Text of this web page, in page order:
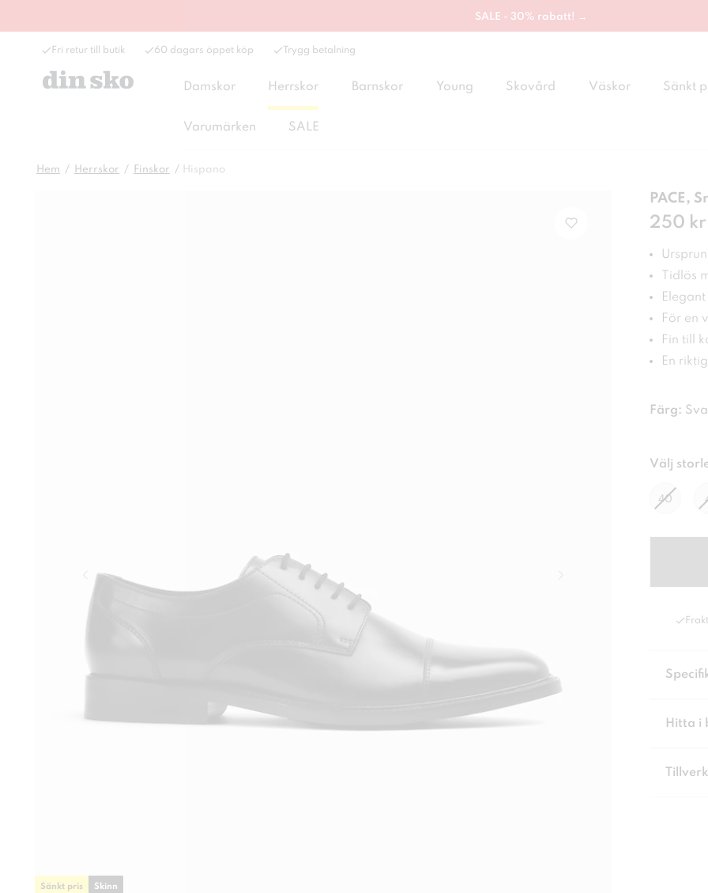
SALE - 30% rabatt! →
Fri retur till butik 60 dagars öppet köp Trygg betalning
Damskor Herrskor Barnskor Young Skovård Väskor Sänkt
Varumärken SALE
Hem Herrskor Finskor Hispano
Sänkt pris Skinn
PACE,
Pris:
250 kr
Tidlös
Elegant
För en
Fin till
En
Färg:
Välj
40
Hitta i